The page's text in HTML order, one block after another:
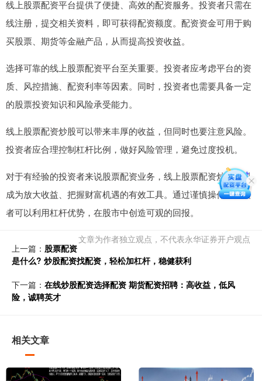
线上股票配资平台提供了便捷、高效的配资服务。投资者只需在
线注册，提交相关资料，即可获得配资额度。配资资金可用于购
买股票、期货等金融产品，从而提高投资收益。
选择可靠的线上股票配资平台至关重要。投资者应考虑平台的资
质、风控措施、配资利率等因素。同时，投资者也需要具备一定
的股票投资知识和风险承受能力。
线上股票配资炒股可以带来丰厚的收益，但同时也要注意风险。
投资者应合理控制杠杆比例，做好风险管理，避免过度投机。
对于有经验的投资者来说股票配资业务，线上股票配资炒股可以
成为放大收益、把握财富机遇的有效工具。通过谨慎操作，投资
者可以利用杠杆优势，在股市中创造可观的回报。
文章为作者独立观点，不代表永华证券开户观点
上一篇： 股票配资
是什么? 炒股配资找配资，轻松加杠杆，稳健获利
下一篇： 在线炒股配资选择配资 期货配资招聘：高收益，低风
险，诚聘英才
相关文章